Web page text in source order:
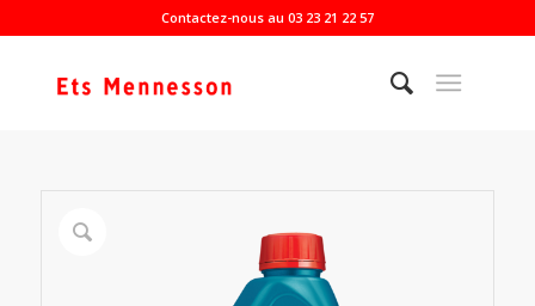
Contactez-nous au 03 23 21 22 57